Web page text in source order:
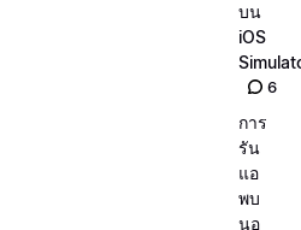
บน
iOS
6
การ
รัน
แอ
พบ
นอุ